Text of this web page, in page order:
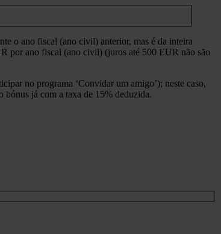
o ano fiscal (ano civil) anterior, mas é da inteira
por ano fiscal (ano civil) (juros até 500 EUR não são
no programa ‘Convidar um amigo’); neste caso,
bónus já com a taxa de 15% deduzida.